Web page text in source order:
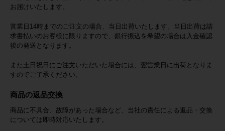
お届けいたします。
営業日14時までのご注文の場合、当日出荷いたします。当日出荷は請
求書払いのお客様に限りますので、銀行振込を希望の場合は入金確認
後の発送となります。
また土日祝日にご注文いただいた場合には、翌営業日に出荷となりま
すのでご了承ください。
商品の返品交換
商品に不具合、故障があった場合など、当社の責任による返品・交換
については即時対応いたします。